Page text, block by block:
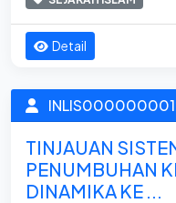
Detail
TINJAUAN
PENUMBUHAN
DINAMIKA KE ...